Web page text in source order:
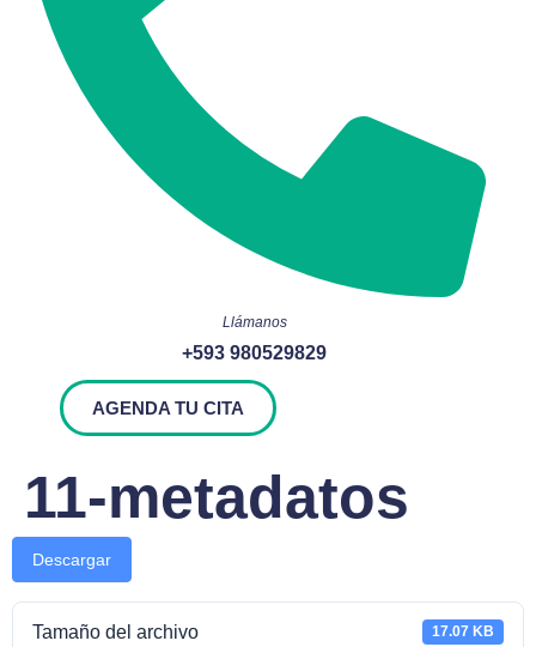
Llámanos
+593 980529829
AGENDA TU CITA
11-metadatos
Descargar
Tamaño del archivo 17.07 KB